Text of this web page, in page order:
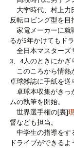
大学時代、村上力
反転ロビング型を目
家電メーカーに就
るが5年かけてもド
全日本マスターズ
3、4人のときにかぎ
このころから情熱
卓球雑誌に手紙を送
卓球本収集がきっ
ムの執筆を開始。
世界選手権の[裏]
督なども担当。
中学生の指導をす
ドライブができるよ